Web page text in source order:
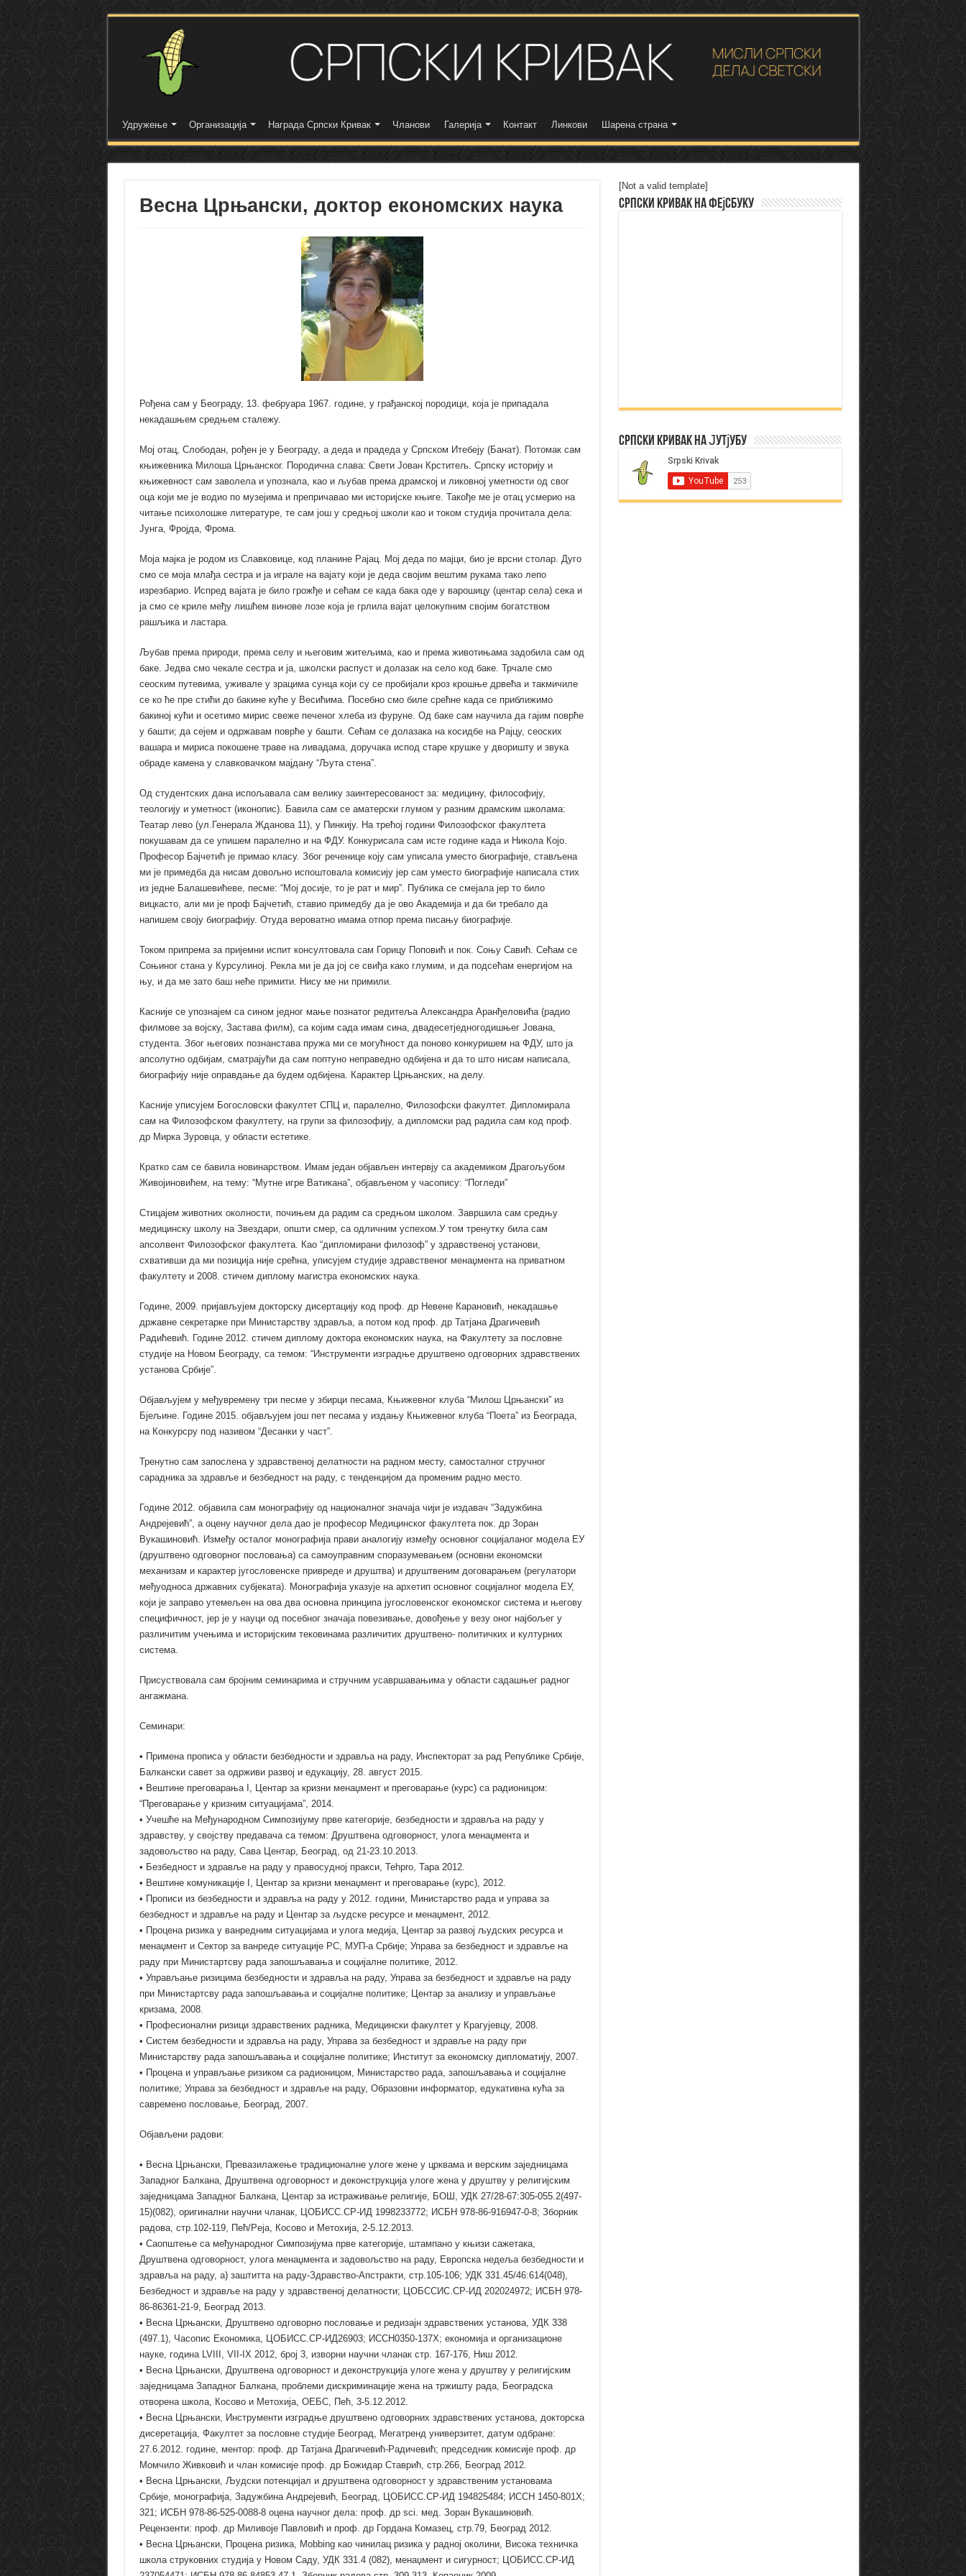
Удружење Организација Награда Српски Кривак Чланови Галерија Контакт Линкови Шарена страна
Весна Црњански, доктор економских наука
Рођена сам у Београду, 13. фебруара 1967. године, у грађанској породици, која је припадала
некадашњем средњем сталежу.
Мој отац, Слободан, рођен је у Београду, а деда и прадеда у Српском Итебеју (Банат). Потомак сам
књижевника Милоша Црњанског. Породична слава: Свети Јован Крститељ. Српску историју и
књижевност сам заволела и упознала, као и љубав према драмској и ликовној уметности од свог
оца који ме је водио по музејима и препричавао ми истoријске књиге. Такође ме је отац усмерио на
читање психолошке литературе, те сам још у средњој школи као и током студија прочитала дела:
Јунга, Фројда, Фрома.
Моја мајка је родом из Славковице, код планине Рајац. Мој деда по мајци, био је врсни столар. Дуго
смо се моја млађа сестра и ја играле на вајату који је деда својим вештим рукама тако лепо
изрезбарио. Испред вајата је било грожђе и сећам се када бака оде у варошицу (центар села) сека и
ја смо се криле међу лишћем винове лозе која је грлила вајат целокупним својим богатством
рашљика и ластара.
Љубав према природи, према селу и његовим житељима, као и према животињама задобила сам од
баке. Једва смо чекале сестра и ја, школски распуст и долазак на село код баке. Трчале смо
сеоским путевима, уживале у зрацима сунца који су се пробијали кроз крошње дрвећа и такмичиле
се ко ће пре стићи до бакине куће у Весићима. Посебно смо биле срећне када се приближимо
бакиној кући и осетимо мирис свеже печеног хлеба из фуруне. Од баке сам научила да гајим поврће
у башти; да сејем и одржавам поврће у башти. Сећам се долазака на косидбе на Рајцу, сеоских
вашара и мириса покошене траве на ливадама, доручака испод старе крушке у дворишту и звука
обраде камена у славковачком мајдану “Љута стена”.
Од студентских дана испољавала сам велику заинтересованост за: медицину, философију,
теологију и уметност (иконопис). Бавила сам се аматерски глумом у разним драмским школама:
Театар лево (ул.Генерала Жданова 11), у Пинкију. На трећој години Филозофског факултета
покушавам да се упишем паралелно и на ФДУ. Конкурисала сам исте године када и Никола Којо.
Професор Бајчетић је примао класу. Због реченице коју сам уписала уместо биографије, стављена
ми је примедба да нисам довољно испоштовала комисију јер сам уместо биографије написала стих
из једне Балашевићеве, песме: “Мој досије, то је рат и мир”. Публика се смејала јер то било
вицкасто, али ми је проф Бајчетић, ставио примедбу да је ово Академија и да би требало да
напишем своју биографију. Отуда вероватно имама отпор према писању биографије.
Током припрема за пријемни испит консултовала сам Горицу Поповић и пок. Соњу Савић. Сећам се
Соњиног стана у Курсулиној. Рекла ми је да јој се свиђа како глумим, и да подсећам енергијом на
њу, и да ме зато баш неће примити. Нису ме ни примили.
Касније се упознајем са сином једног мање познатог редитеља Александра Аранђеловића (радио
филмове за војску, Застава филм), са којим сада имам сина, двадесетједногодишњег Јована,
студента. Због његових познанстава пружа ми се могућност да поново конкуришем на ФДУ, што ја
апсолутно одбијам, сматрајући да сам поптуно неправедно одбијена и да то што нисам написала,
биографију није оправдање да будем одбијена. Карактер Црњанских, на делу.
Касније уписујем Богословски факултет СПЦ и, паралелно, Филозофски факултет. Дипломирала
сам на Филозофском факултету, на групи за филозофију, а дипломски рад радила сам код проф.
др Мирка Зуровца, у области естетике.
Кратко сам се бавила новинарством. Имам један објављен интервју са академиком Драгољубом
Живојиновићем, на тему: “Мутне игре Ватикана”, објављеном у часопису: “Погледи”
Стицајем животних околности, почињем да радим са средњом школом. Завршила сам средњу
медицинску школу на Звездари, општи смер, са одличним успехом.У том тренутку била сам
апсолвент Филозофског факултета. Као “дипломирани филозоф” у здравственој установи,
схвативши да ми позиција није срећна, уписујем студије здравственог менаџмента на приватном
факултету и 2008. стичем диплому магистра економских наука.
Године, 2009. пријављујем докторску дисертацију код проф. др Невене Карановић, некадашње
државне секретарке при Министарству здравља, а потом код проф. др Татјана Драгичевић
Радићевић. Године 2012. стичем диплому доктора економских наука, на Факултету за пословне
студије на Новом Београду, са темом: “Инструменти изградње друштвено одговорних здравствених
установа Србије”.
Објављујем у међувремену три песме у збирци песама, Књижевног клуба “Милош Црњански” из
Бјељине. Године 2015. објављујем још пет песама у издању Књижевног клуба “Поета” из Београда,
на Конкурсру под називом “Десанки у част”.
Тренутно сам запослена у здравственој делатности на радном месту, самосталног стручног
сарадника за здравље и безбедност на раду, с тенденцијом да променим радно место.
Године 2012. објавила сам монографију од националног значаја чији је издавач “Задужбина
Андрејевић”, а оцену научног дела дао је професор Медицинског факултета пок. др Зоран
Вукашиновић. Између осталог монографија прави аналогију између основног социјаланог модела ЕУ
(друштвено одговорног пословања) са самоуправним споразумевањем (основни економски
механизам и карактер југословенске привреде и друштва) и друштвеним договарањем (регулатори
међуодноса државних субјеката). Монографија указује на архетип основног социјалног модела ЕУ,
који је заправо утемељен на ова два основна принципа југословенског економског система и његову
специфичност, јер је у науци од посебног значаја повезивање, довођење у везу оног најбољег у
различитим учењима и историјским тековинама различитих друштвено- политичких и културних
система.
Присуствовала сам бројним семинарима и стручним усавршавањима у области садашњег радног
ангажмана.
Семинари:
• Примена прописа у области безбедности и здравља на раду, Инспекторат за рад Републике Србије,
Балкански савет за одрживи развој и едукацију, 28. август 2015.
• Вештине преговарања I, Центар за кризни менаџмент и преговарање (курс) са радионицом:
“Преговарање у кризним ситуацијама”, 2014.
• Учешће на Међународном Симпозијуму прве категорије, безбедности и здравља на раду у
здравству, у својству предавача са темом: Друштвена одговорност, улога менаџмента и
задовољство на раду, Сава Центар, Београд, од 21-23.10.2013.
• Безбедност и здравље на раду у правосудној пракси, Tehpro, Тара 2012.
• Вештине комуникације I, Центар за кризни менаџмент и преговарање (курс), 2012.
• Прописи из безбедности и здравља на раду у 2012. години, Министарство рада и управа за
безбедност и здравље на раду и Центар за људске ресурсе и менаџмент, 2012.
• Процена ризика у ванредним ситуацијама и улога медија, Центар за развој људских ресурса и
менаџмент и Сектор за ванреде ситуације РС, МУП-а Србије; Управа за безбедност и здравље на
раду при Министартсву рада запошљавања и социјалне политике, 2012.
• Управљање ризицима безбедности и здравља на раду, Управа за безбедност и здравље на раду
при Министартсву рада запошљавања и социјалне политике; Центар за анализу и управљање
кризама, 2008.
• Професионални ризици здравствених радника, Медицински факултет у Крагујевцу, 2008.
• Систем безбедности и здравља на раду, Управа за безбедност и здравље на раду при
Министарству рада запошљавања и социјалне политике; Институт за економску дипломатију, 2007.
• Процена и управљање ризиком са радионицом, Министарство рада, запошљавања и социјалне
политике; Управа за безбедност и здравље на раду, Образовни информатор, едукативна кућа за
савремено пословање, Београд, 2007.
Објављени радови:
• Весна Црњански, Превазилажење традиционалне улоге жене у црквама и верским заједницама
Западног Балкана, Друштвена одговорност и деконструкција улоге жена у друштву у религијским
заједницама Западног Балкана, Центар за истраживање религије, БОШ, УДК 27/28-67:305-055.2(497-
15)(082), оригинални научни чланак, ЦОБИСС.СР-ИД 1998233772; ИСБН 978-86-916947-0-8; Зборник
радова, стр.102-119, Пећ/Peja, Косово и Метохија, 2-5.12.2013.
• Саопштење са међународног Симпозијума прве категорије, штампано у књизи сажетака,
Друштвена одговорност, улога менаџмента и задовољство на раду, Европска недеља безбедности и
здравља на раду, а) заштитта на раду-Здравство-Апстракти, стр.105-106; УДК 331.45/46:614(048),
Безбедност и здравље на раду у здравственој делатности; ЦОБССИС.СР-ИД 202024972; ИСБН 978-
86-86361-21-9, Београд 2013.
• Весна Црњански, Друштвено одговорно пословање и редизајн здравствених установа, УДК 338
(497.1), Часопис Економика, ЦОБИСС.СР-ИД26903; ИССН0350-137X; економија и организационе
науке, година LVIII, VII-IX 2012, број 3, изворни научни чланак стр. 167-176, Ниш 2012.
• Весна Црњански, Друштвена одговорност и деконструкција улоге жена у друштву у религијским
заједницама Западног Балкана, проблеми дискриминације жена на тржишту рада, Београдска
отворена школа, Косово и Метохија, ОЕБС, Пећ, 3-5.12.2012.
• Весна Црњански, Инструменти изградње друштвено одговорних здравствених установа, докторска
дисеретација, Факултет за пословне студије Београд, Мегатренд универзитет, датум одбране:
27.6.2012. године, ментор: проф. др Татјана Драгичевић-Радичевић; председник комисије проф. др
Момчило Живковић и члан комисије проф. др Божидар Ставрић, стр.266, Београд 2012.
• Весна Црњански, Људски потенцијал и друштвена одговорност у здравственим установама
Србије, монографија, Задужбина Андрејевић, Београд, ЦОБИСС.СР-ИД 194825484; ИССН 1450-801X;
321; ИСБН 978-86-525-0088-8 оцена научног дела: проф. др sci. мед. Зоран Вукашиновић.
Рецензенти: проф. др Миливоје Павловић и проф. др Гордана Комазец, стр.79, Београд 2012.
• Весна Црњански, Процена ризика, Mobbing као чинилац ризика у радној околини, Висока техничка
школа струковних студија у Новом Саду, УДК 331.4 (082), менаџмент и сигурност; ЦОБИСС.СР-ИД
[Not a valid template]
Српски Кривак на Фејсбуку
Српски Кривак на Јутјубу